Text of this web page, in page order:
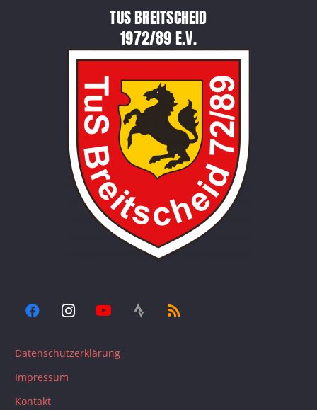
TUS BREITSCHEID
1972/89 E.V.
Datenschutzerklärung
Impressum
Kontakt